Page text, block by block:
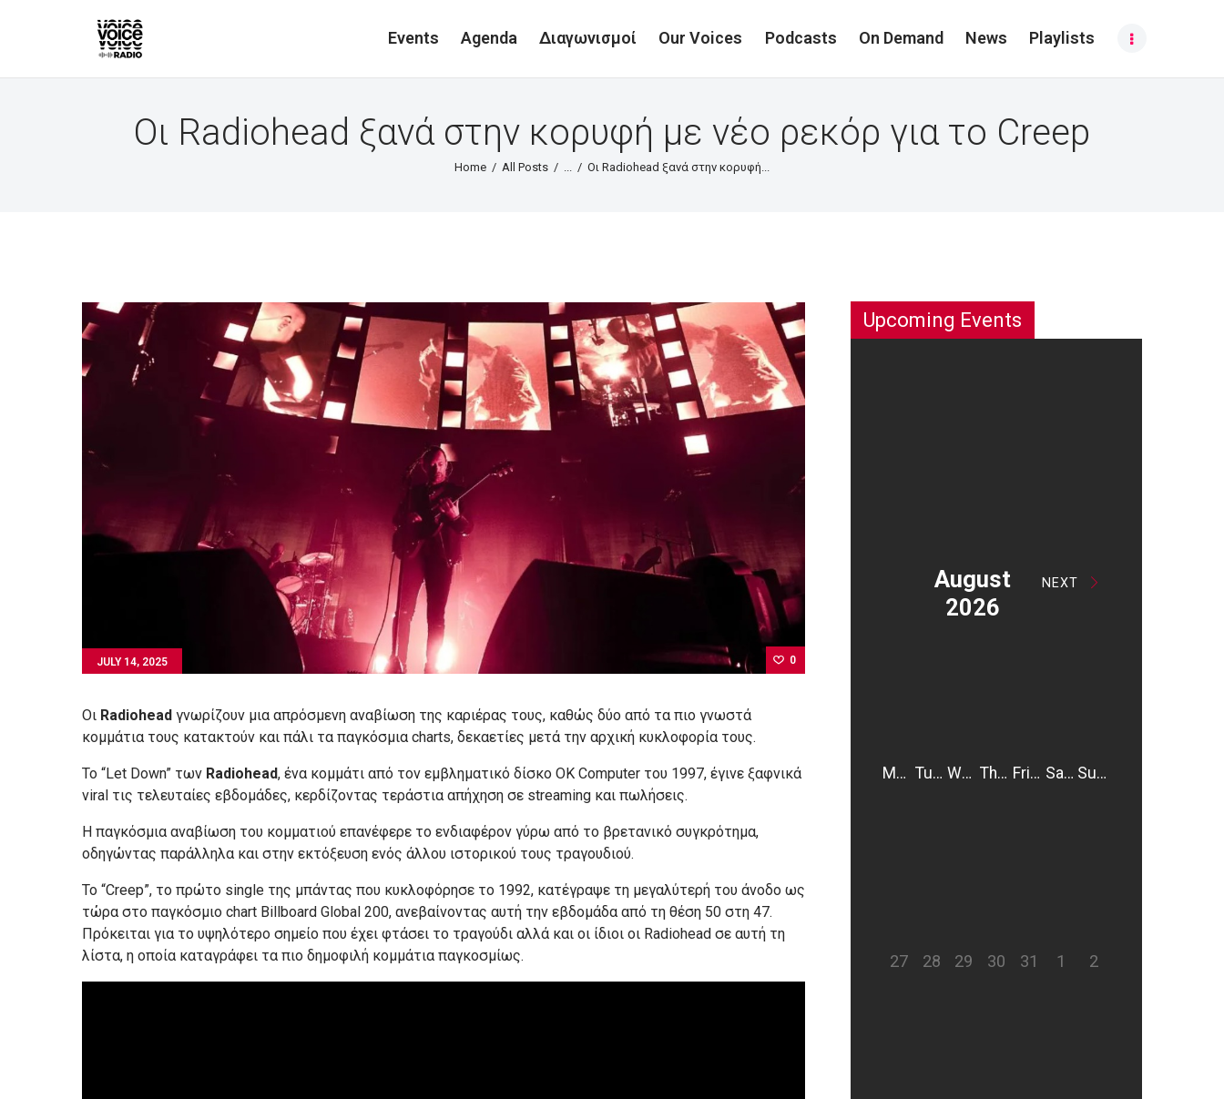
Events Agenda Διαγωνισμοί Our Voices Podcasts On Demand News Playlists
Οι Radiohead ξανά στην κορυφή με νέο ρεκόρ για το Creep
Home All Posts Οι Radiohead ξανά στην κορυφή...
JULY 14, 2025 0
Οι Radiohead γνωρίζουν μια απρόσμενη αναβίωση της καριέρας τους, καθώς δύο από τα πιο γνωστά
κομμάτια τους κατακτούν και πάλι τα παγκόσμια charts, δεκαετίες μετά την αρχική κυκλοφορία τους.
Το “Let Down” των Radiohead, ένα κομμάτι από τον εμβληματικό δίσκο OK Computer του 1997, έγινε ξαφνικά
viral τις τελευταίες εβδομάδες, κερδίζοντας τεράστια απήχηση σε streaming και πωλήσεις.
Η παγκόσμια αναβίωση του κομματιού επανέφερε το ενδιαφέρον γύρω από το βρετανικό συγκρότημα,
οδηγώντας παράλληλα και στην εκτόξευση ενός άλλου ιστορικού τους τραγουδιού.
Το “Creep”, το πρώτο single της μπάντας που κυκλοφόρησε το 1992, κατέγραψε τη μεγαλύτερή του άνοδο ως
τώρα στο παγκόσμιο chart Billboard Global 200, ανεβαίνοντας αυτή την εβδομάδα από τη θέση 50 στη 47.
Πρόκειται για το υψηλότερο σημείο που έχει φτάσει το τραγούδι αλλά και οι ίδιοι οι Radiohead σε αυτή τη
λίστα, η οποία καταγράφει τα πιο δημοφιλή κομμάτια παγκοσμίως.
Upcoming Events
August
2026
NEXT
Monday Tuesday Wednesday Thursday Friday Saturday Sunday
27 28 29 30 31 1 2